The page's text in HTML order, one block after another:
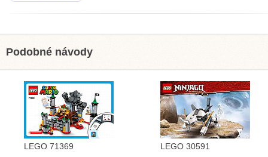
Podobné návody
LEGO 71369 LEGO 30591